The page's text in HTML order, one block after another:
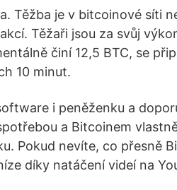
Těžba je v bitcoinové síti
Těžaři jsou za svůj
činí 12,5 BTC, se
10 minut.
i peněženku a
a Bitcoinem
Pokud nevíte, co přesně
díky natáčení videí na